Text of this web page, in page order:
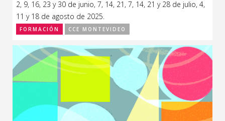
CCE en el interior/libros
Espacio itinerante de lectura infantil
Exposiciones
Formación
Género y Diversidad
Infantil y Juvenil
2, 9, 16, 23 y 30 de junio, 7, 14, 21, 7, 14, 21 y 28 de julio, 4,
11 y 18 de agosto de 2025.
FORMACIÓN CCE MONTEVIDEO